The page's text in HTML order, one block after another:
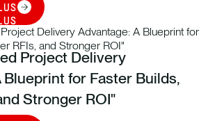
Project Delivery
Blueprint for Faster Builds,
Stronger ROI"